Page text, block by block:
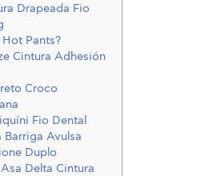
Drapeada Fio
Pants?
Cintura Adhesión
Croco
Fio Dental
Barriga Avulsa
Duplo
Delta Cintura